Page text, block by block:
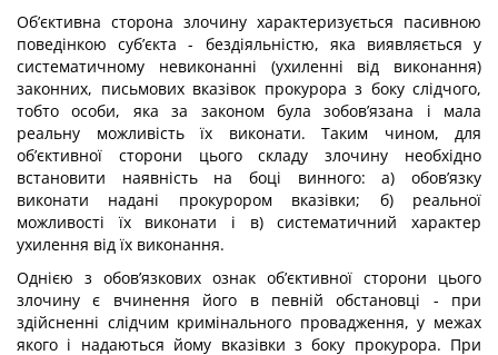
Об’єктивна сторона злочину характеризується пасивною
поведінкою суб’єкта - бездіяльністю, яка виявляється у
систематичному невиконанні (ухиленні від вико­нання)
законних, письмових вказівок прокурора з боку слідчого,
тобто особи, яка за законом була зобов’язана і мала
реальну можливість їх виконати. Таким чином, для
об’єктивної сторони цього складу злочину необхідно
встановити наявність на боці винного: а) обов’язку
виконати надані прокурором вказівки; б) реальної
можливості їх виконати і в) систематичний характер
ухилення від їх виконання.
Однією з обов’язкових ознак об’єктивної сторони цього
злочину є вчинення його в певній обстановці - при
здійсненні слідчим кримінального провадження, у межах
якого і надаються йому вказівки з боку прокурора. При